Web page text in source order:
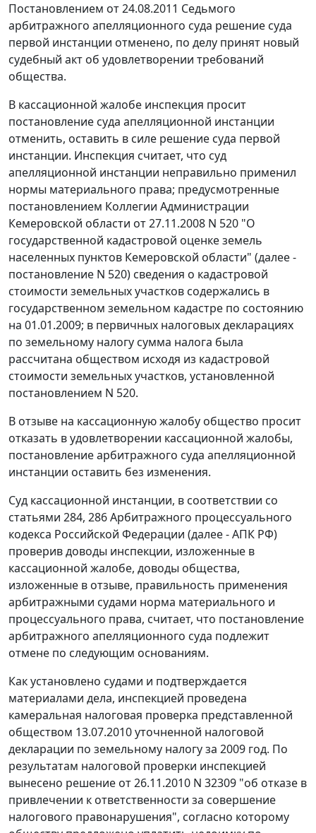
Постановлением от 24.08.2011 Седьмого
арбитражного апелляционного суда решение суда
первой инстанции отменено, по делу принят новый
судебный акт об удовлетворении требований
общества.
В кассационной жалобе инспекция просит
постановление суда апелляционной инстанции
отменить, оставить в силе решение суда первой
инстанции. Инспекция считает, что суд
апелляционной инстанции неправильно применил
нормы материального права; предусмотренные
постановлением Коллегии Администрации
Кемеровской области от 27.11.2008 N 520 "О
государственной кадастровой оценке земель
населенных пунктов Кемеровской области" (далее -
постановление N 520) сведения о кадастровой
стоимости земельных участков содержались в
государственном земельном кадастре по состоянию
на 01.01.2009; в первичных налоговых декларациях
по земельному налогу сумма налога была
рассчитана обществом исходя из кадастровой
стоимости земельных участков, установленной
постановлением N 520.
В отзыве на кассационную жалобу общество просит
отказать в удовлетворении кассационной жалобы,
постановление арбитражного суда апелляционной
инстанции оставить без изменения.
Суд кассационной инстанции, в соответствии со
статьями 284, 286Арбитражного процессуального
кодекса Российской Федерации (далее - АПК РФ)
проверив доводы инспекции, изложенные в
кассационной жалобе, доводы общества,
изложенные в отзыве, правильность применения
арбитражными судами норма материального и
процессуального права, считает, что постановление
арбитражного апелляционного суда подлежит
отмене по следующим основаниям.
Как установлено судами и подтверждается
материалами дела, инспекцией проведена
камеральная налоговая проверка представленной
обществом 13.07.2010 уточненной налоговой
декларации по земельному налогу за 2009 год. По
результатам налоговой проверки инспекцией
вынесено решение от 26.11.2010 N 32309 "об отказе в
привлечении к ответственности за совершение
налогового правонарушения", согласно которому